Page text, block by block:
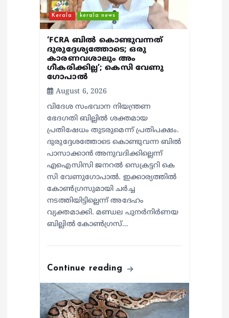
Kerala kerala news
‘FCRA ബിൽ കൊണ്ടുവന്നത്
ദുരുദ്ദേശ്യത്തോടെ; ഒരു
കാരണവശാലും അം​
ഗീകരിക്കില്ല’; കെസി വേണു​
ഗോപാൽ
August 6, 2026
വിദേശ സംഭവാന നിയന്ത്രണ
ഭേദഗതി ബില്ലിൽ ശക്തമായ
പ്രതിഷേധം തുടരുമെന്ന് പ്രതിപക്ഷം.
ദുരുദ്ദേശത്തോടെ കൊണ്ടുവന്ന ബിൽ
പാസാക്കാൻ അനുവദിക്കില്ലെന്ന്
എഐസിസി ജനറൽ സെക്രട്ടറി കെ
സി വേണുഗോപാൽ. ഇക്കാര്യത്തിൽ
കോൺഗ്രസുമായി ചർച്ച
നടത്തിയിട്ടില്ലെന്ന് അദേഹം
വ്യക്തമാക്കി. മണ്ഡല പുനർനിർണയ
ബില്ലിൽ കോൺഗ്രസ്…
Continue reading